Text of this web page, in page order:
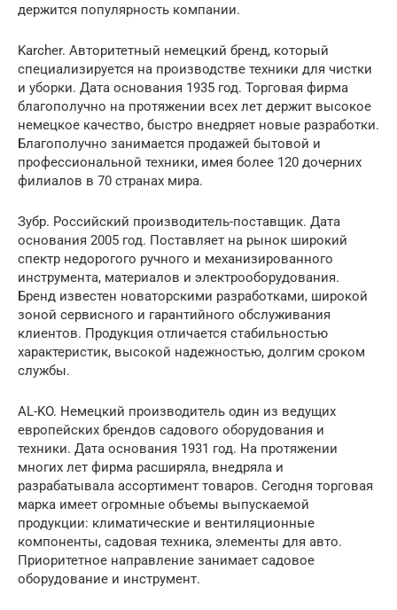
держится популярность компании.
Karcher. Авторитетный немецкий бренд, который
специализируется на производстве техники для чистки
и уборки. Дата основания 1935 год. Торговая фирма
благополучно на протяжении всех лет держит высокое
немецкое качество, быстро внедряет новые разработки.
Благополучно занимается продажей бытовой и
профессиональной техники, имея более 120 дочерних
филиалов в 70 странах мира.
Зубр. Российский производитель-поставщик. Дата
основания 2005 год. Поставляет на рынок широкий
спектр недорогого ручного и механизированного
инструмента, материалов и электрооборудования.
Бренд известен новаторскими разработками, широкой
зоной сервисного и гарантийного обслуживания
клиентов. Продукция отличается стабильностью
характеристик, высокой надежностью, долгим сроком
службы.
AL-KO. Немецкий производитель один из ведущих
европейских брендов садового оборудования и
техники. Дата основания 1931 год. На протяжении
многих лет фирма расширяла, внедряла и
разрабатывала ассортимент товаров. Сегодня торговая
марка имеет огромные объемы выпускаемой
продукции: климатические и вентиляционные
компоненты, садовая техника, элементы для авто.
Приоритетное направление занимает садовое
оборудование и инструмент.